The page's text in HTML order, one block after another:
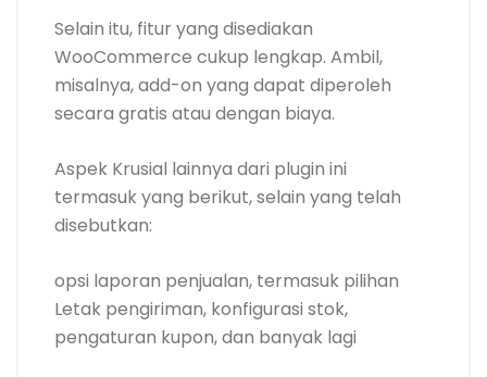
Selain itu, fitur yang disediakan
WooCommerce cukup lengkap. Ambil,
misalnya, add-on yang dapat diperoleh
secara gratis atau dengan biaya.
Aspek Krusial lainnya dari plugin ini
termasuk yang berikut, selain yang telah
disebutkan:
opsi laporan penjualan, termasuk pilihan
Letak pengiriman, konfigurasi stok,
pengaturan kupon, dan banyak lagi